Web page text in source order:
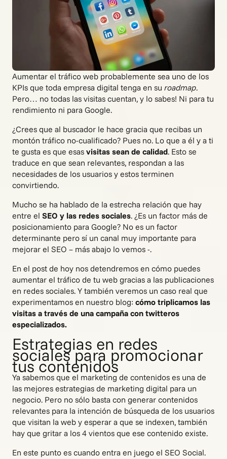
Aumentar el tráfico web probablemente sea uno de los
KPIs que toda empresa digital tenga en su roadmap.
Pero… no todas las visitas cuentan, y lo sabes! Ni para tu
rendimiento ni para Google.
¿Crees que al buscador le hace gracia que recibas un
montón tráfico no-cualificado? Pues no. Lo que a él y a ti
te gusta es que esas visitas sean de calidad. Esto se
traduce en que sean relevantes, respondan a las
necesidades de los usuarios y estos terminen
convirtiendo.
Mucho se ha hablado de la estrecha relación que hay
entre el SEO y las redes sociales. ¿Es un factor más de
posicionamiento para Google? No es un factor
determinante pero sí un canal muy importante para
mejorar el SEO – más abajo lo vemos -.
En el post de hoy nos detendremos en cómo puedes
aumentar el tráfico de tu web gracias a las publicaciones
en redes sociales. Y también veremos un caso real que
experimentamos en nuestro blog: cómo triplicamos las
visitas a través de una campaña con twitteros
especializados.
Estrategias en redes
sociales para promocionar
tus contenidos
Ya sabemos que el marketing de contenidos es una de
las mejores estrategias de marketing digital para un
negocio. Pero no sólo basta con generar contenidos
relevantes para la intención de búsqueda de los usuarios
que visitan la web y esperar a que se indexen, también
hay que gritar a los 4 vientos que ese contenido existe.
En este punto es cuando entra en juego el SEO Social.